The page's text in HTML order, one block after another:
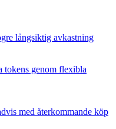
långsiktig avkastning
tokens genom flexibla
med återkommande köp